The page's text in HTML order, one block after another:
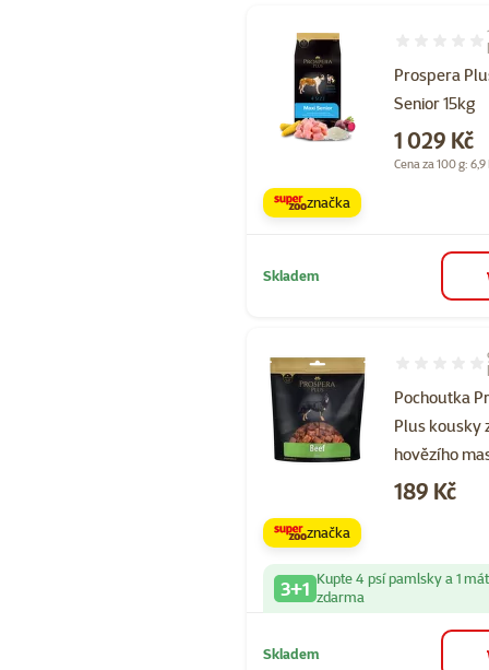
Prospera
Senior 15kg
Hodnocení
Cena
1 029 Kč
Cena za 100 g: 6,9
značka
Skladem
Pochoutka
Plus kousky
hovězího
Hodnocení
Cena
189 Kč
značka
3+1 Kupte 4 psí pamlsky a 1
zdarma
Skladem